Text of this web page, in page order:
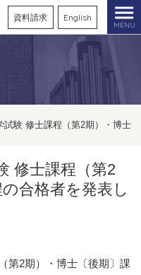
資料請求 English
MENU
試験 修士課程（第2期）・博士
修士課程（第2
合格者を発表し
第2期）・博士〔後期〕課